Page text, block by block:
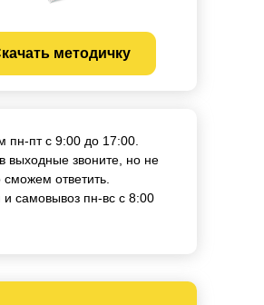
методичку
пн-пт с 9:00 до 17:00.
выходные звоните, но не
сможем ответить.
самовывоз пн-вс с 8:00